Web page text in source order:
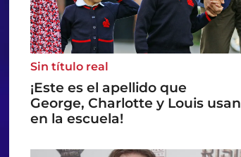
Sin título real
¡Este es el apellido que
George, Charlotte y Louis usan
en la escuela!